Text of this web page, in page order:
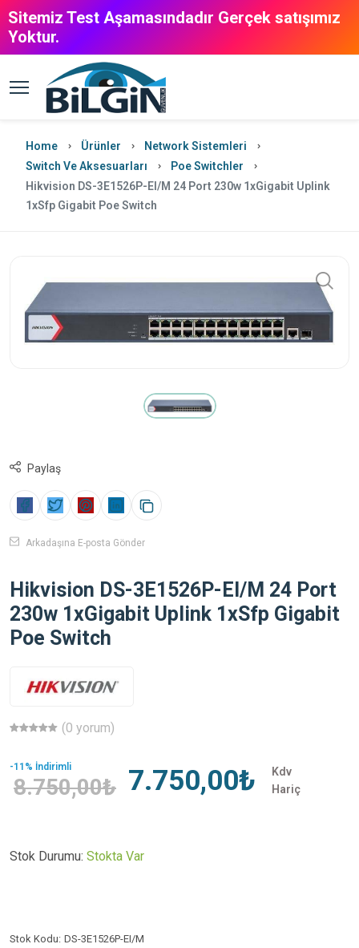
Sitemiz Test Aşamasındadır Gerçek satışımız
Yoktur.
Home Ürünler
Network Sistemleri
Switch Ve Aksesuarları
Poe Switchler
Hikvision DS-3E1526P-EI/M 24 Port 230w 1xGigabit Uplink
1xSfp Gigabit Poe Switch
Paylaş
Arkadaşına E-posta Gönder
Hikvision DS-3E1526P-EI/M 24 Port
230w 1xGigabit Uplink 1xSfp Gigabit
Poe Switch
(0 yorum)
-11% İndirimli
8.750,00₺ 7.750,00₺
Kdv
Hariç
Stok Durumu: Stokta Var
Stok Kodu: DS-3E1526P-EI/M